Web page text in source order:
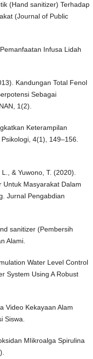
(Hand sanitizer) Terhadap
(Journal of Public
Infusa Lidah
Kandungan Total Fenol
Sebagai
1(2).
Keterampilan
4(1), 149–156.
& Yuwono, T. (2020).
Untuk Masyarakat Dalam
Jurnal Pengabdian
sanitizer (Pembersih
Alami.
Water Level Control
System Using A Robust
Video Kekayaan Alam
Siswa.
MIikroalga Spirulina